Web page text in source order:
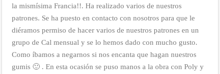
la mismísima Francia!!. Ha realizado varios de nuestros
patrones. Se ha puesto en contacto con nosotros para que le
diéramos permiso de hacer varios de nuestros patrones en un
grupo de Cal mensual y se lo hemos dado con mucho gusto.
Como íbamos a negarnos si nos encanta que hagan nuestros
gumis 🙂 . En esta ocasión se puso manos a la obra con Poly y